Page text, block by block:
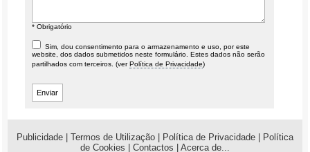
* Obrigatório
Sim, dou consentimento para o armazenamento e uso, por este
website, dos dados submetidos neste formulário. Estes dados não serão
partilhados com terceiros. (verPolítica de Privacidade)
Publicidade Termos de Utilização Política de Privacidade
Política
de Cookies
Contactos Acerca de...